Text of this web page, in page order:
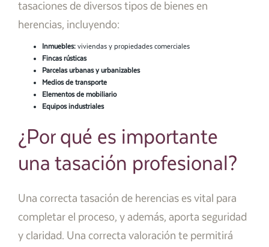
tasaciones de diversos tipos de bienes en
herencias, incluyendo:
Inmuebles: viviendas y propiedades comerciales
Fincas rústicas
Parcelas urbanas y urbanizables
Medios de transporte
Elementos de mobiliario
Equipos industriales
¿Por qué es importante
una tasación profesional?
Una correcta tasación de herencias es vital para
completar el proceso, y además, aporta seguridad
y claridad. Una correcta valoración te permitirá